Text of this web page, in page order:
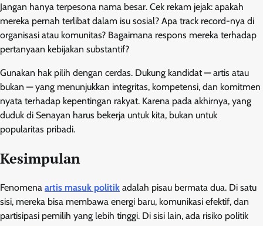
Jangan hanya terpesona nama besar. Cek rekam jejak: apakah
mereka pernah terlibat dalam isu sosial? Apa track record-nya di
organisasi atau komunitas? Bagaimana respons mereka terhadap
pertanyaan kebijakan substantif?
Gunakan hak pilih dengan cerdas. Dukung kandidat — artis atau
bukan — yang menunjukkan integritas, kompetensi, dan komitmen
nyata terhadap kepentingan rakyat. Karena pada akhirnya, yang
duduk di Senayan harus bekerja untuk kita, bukan untuk
popularitas pribadi.
Kesimpulan
Fenomena artis masuk politik adalah pisau bermata dua. Di satu
sisi, mereka bisa membawa energi baru, komunikasi efektif, dan
partisipasi pemilih yang lebih tinggi. Di sisi lain, ada risiko politik